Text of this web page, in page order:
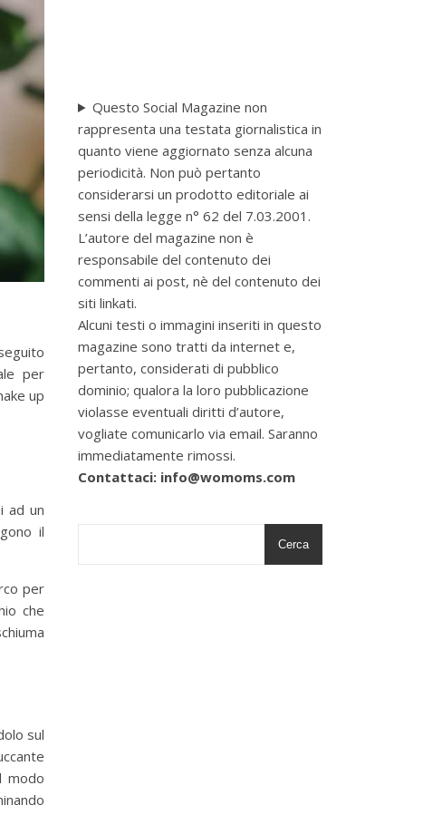
per
up
ad un
il
per
che
sul
modo
Questo Social Magazine non
rappresenta una testata giornalistica in
quanto viene aggiornato senza alcuna
periodicità. Non può pertanto
considerarsi un prodotto editoriale ai
sensi della legge n° 62 del 7.03.2001.
L’autore del magazine non è
responsabile del contenuto dei
commenti ai post, nè del contenuto dei
siti linkati.
Alcuni testi o immagini inseriti in questo
magazine sono tratti da internet e,
pertanto, considerati di pubblico
dominio; qualora la loro pubblicazione
violasse eventuali diritti d’autore,
vogliate comunicarlo via email. Saranno
immediatamente rimossi.
Contattaci: info@womoms.com
Cerca